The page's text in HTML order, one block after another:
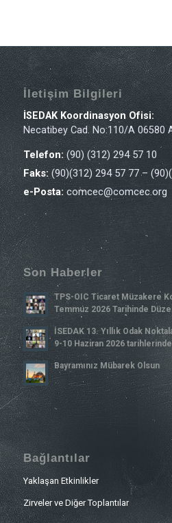
İletişim Bilgileri
İSEDAK Koordinasyon Ofisi:
Necatibey Cad. No:110/A 06580
Telefon:(90) (312) 294 57 10
Faks:(90)(312) 294 57 77 –
e-Posta:comcec@comcec.org
Son Haberler
TPS-OIC Ticaret Müzakere
Temmuz 2026 Tarihinde
İSEDAK 13. Yıllık Odak
9-10 Haziran 2026
Bayramınız Mübarek Olsun
Bağlantılar
Yaklaşan Etkinlikler
Zirveler ve Diğer Toplantılar